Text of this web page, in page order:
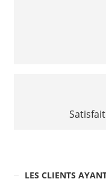
LES CLIENTS